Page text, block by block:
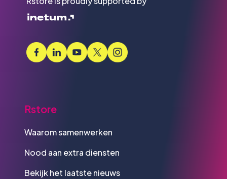
Rstore
Waarom samenwerken
Nood aan extra diensten
Bekijk het laatste nieuws